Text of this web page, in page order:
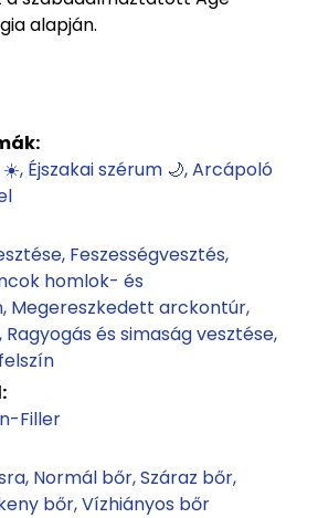
alapján.
☀️ Éjszakai szérum 🌙 Arcápoló
Feszességvesztés
homlok- és
Megereszkedett arckontúr
Ragyogás és simaság vesztése
Filler
Normál bőr Száraz bőr
bőr Vízhiányos bőr